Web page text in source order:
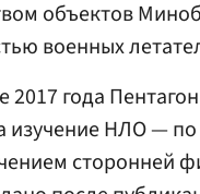
объектов
военных
2017 года Пентагон
изучение НЛО —
сторонней